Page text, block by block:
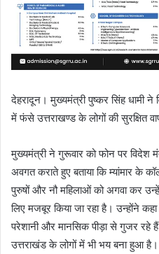
देहरादून। मुख्यमंत्री पुष्कर सिंह धामी
में फंसे उत्तराखण्ड के लोगों की सुरक्षित
मुख्यमंत्री ने गुरूवार को फोन पर विदेश
अवगत कराते हुए बताया कि म्यांमार के
पुरुषों और नौ महिलाओं को अगवा कर
लिए मजबूर किया जा रहा है। उन्होंने
परेशानी और मानसिक पीड़ा से गुजर रहे
उत्तराखंड के लोगों में भी भय बना हुआ